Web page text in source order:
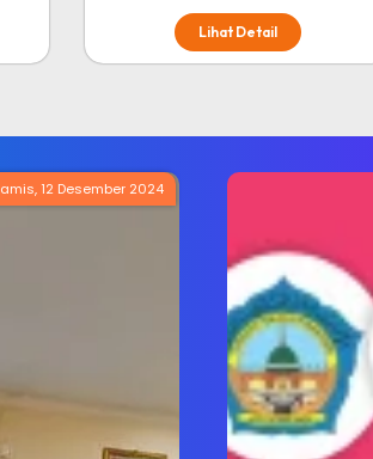
Lihat Detail
Senin, 9 Desember 2025